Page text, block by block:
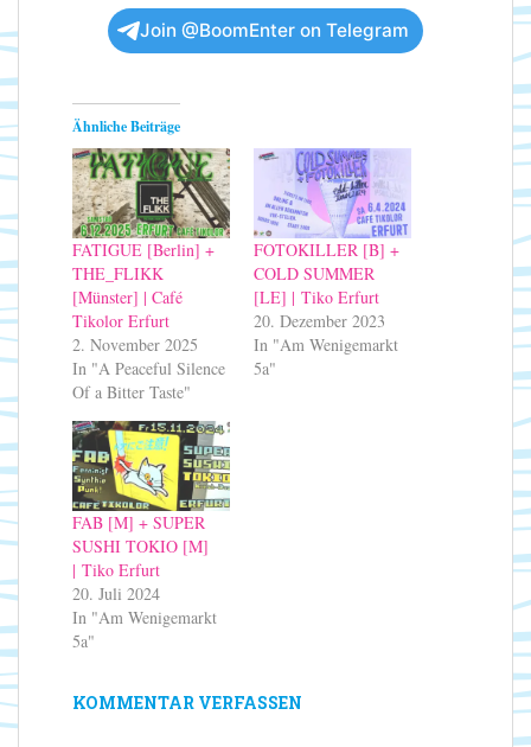
Join @BoomEnter on Telegram
Ähnliche Beiträge
FATIGUE [Berlin] +
THE_FLIKK
[Münster] | Café
Tikolor Erfurt
2. November 2025
In "A Peaceful Silence
Of a Bitter Taste"
FOTOKILLER [B] +
COLD SUMMER
[LE] | Tiko Erfurt
20. Dezember 2023
In "Am Wenigemarkt
5a"
FAB [M] + SUPER
SUSHI TOKIO [M]
| Tiko Erfurt
20. Juli 2024
In "Am Wenigemarkt
5a"
KOMMENTAR VERFASSEN